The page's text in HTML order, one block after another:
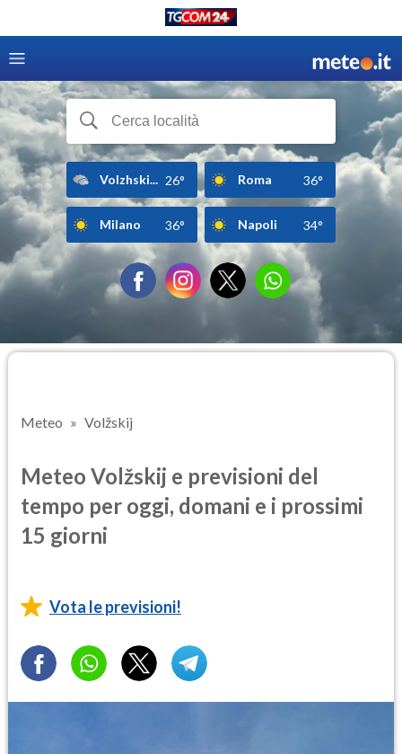
Volzhski... 26° Roma 36°
Milano 36° Napoli 34°
Meteo Volžskij
Meteo Volžskij e previsioni del
tempo per oggi, domani e i prossimi
15 giorni
Vota le previsioni!